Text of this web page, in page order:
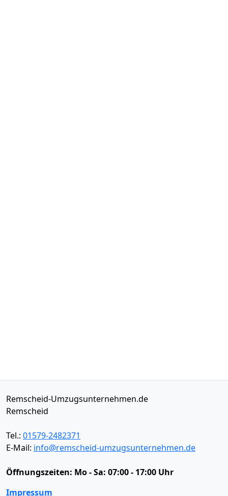
Remscheid-Umzugsunternehmen.de
Remscheid
Tel.: 01579-2482371
E-Mail: info@remscheid-umzugsunternehmen.de
Öffnungszeiten: Mo - Sa: 07:00 - 17:00 Uhr
Impressum